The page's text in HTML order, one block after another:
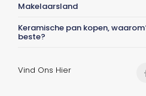
Makelaarsland
Keramische pan kopen,
beste?
Vind Ons Hier